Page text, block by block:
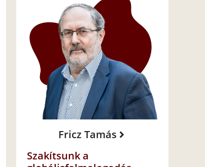
Fricz Tamás
Szakítsunk a